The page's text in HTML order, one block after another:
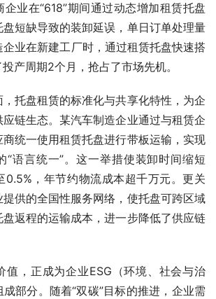
业在“618”期间通过动态增加租赁托盘
短缺导致的装卸延误，单日订单处理量
业在新建工厂时，通过租赁托盘快速搭
产周期2个月，抢占了市场先机。
托盘租赁的标准化与共享化特性，为企
链生态。某汽车制造企业通过与租赁企
统一使用租赁托盘进行带板运输，实现
“语言统一”。这一举措使装卸时间缩短
0.5%，年节约物流成本超千万元。更关
供的全国性服务网络，使托盘可跨区域
返程的运输成本，进一步降低了供应链
值，正成为企业ESG（环境、社会与治
部分。随着“双碳”目标的推进，企业需